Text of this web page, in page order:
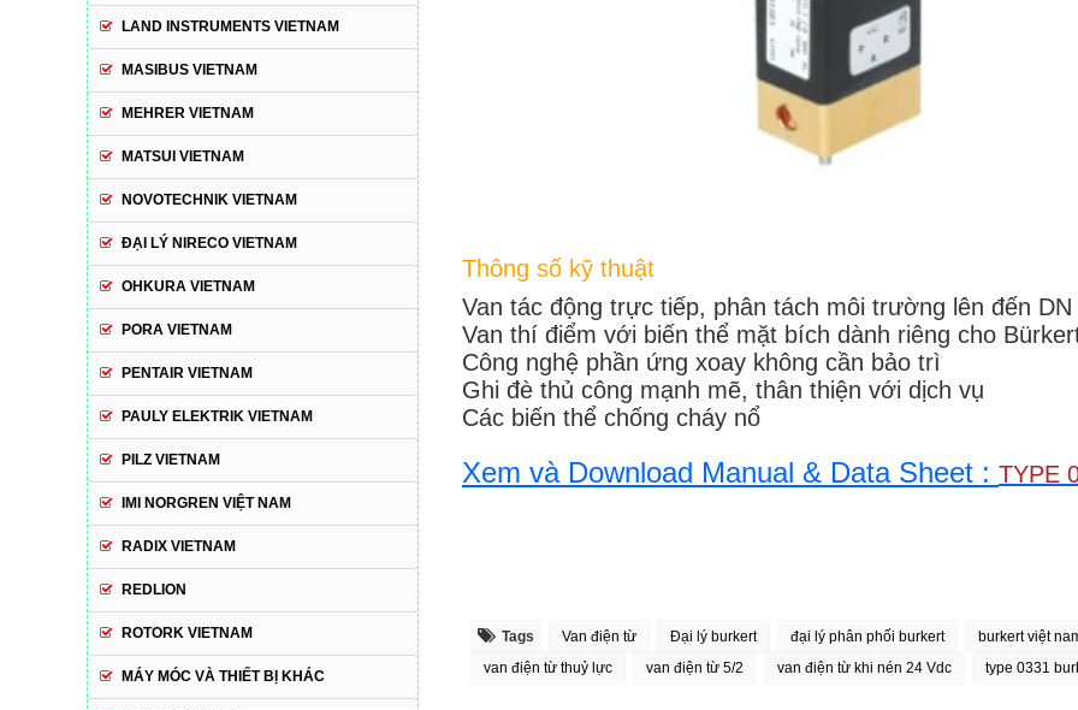
Thông số kỹ thuật
Van tác động trực tiếp, phân tách môi trường lên đến DN
Van thí điểm với biến thể mặt bích dành riêng cho
Công nghệ phần ứng xoay không cần bảo trì
Ghi đè thủ công mạnh mẽ, thân thiện với dịch vụ
Các biến thể chống cháy nổ
Xem và Download Manual & Data Sheet : TYPE
Tags Van điện từ Đại lý burkert đại lý phân phối burkert burkert việt
van điện từ thuỷ lực
van điện từ 5/2 van điện từ khi nén 24 Vdc type 0331
LAND INSTRUMENTS VIETNAM
MASIBUS VIETNAM
MEHRER VIETNAM
MATSUI VIETNAM
NOVOTECHNIK VIETNAM
ĐẠI LÝ NIRECO VIETNAM
OHKURA VIETNAM
PORA VIETNAM
PENTAIR VIETNAM
PAULY ELEKTRIK VIETNAM
PILZ VIETNAM
IMI NORGREN VIỆT NAM
RADIX VIETNAM
REDLION
ROTORK VIETNAM
MÁY MÓC VÀ THIẾT BỊ KHÁC